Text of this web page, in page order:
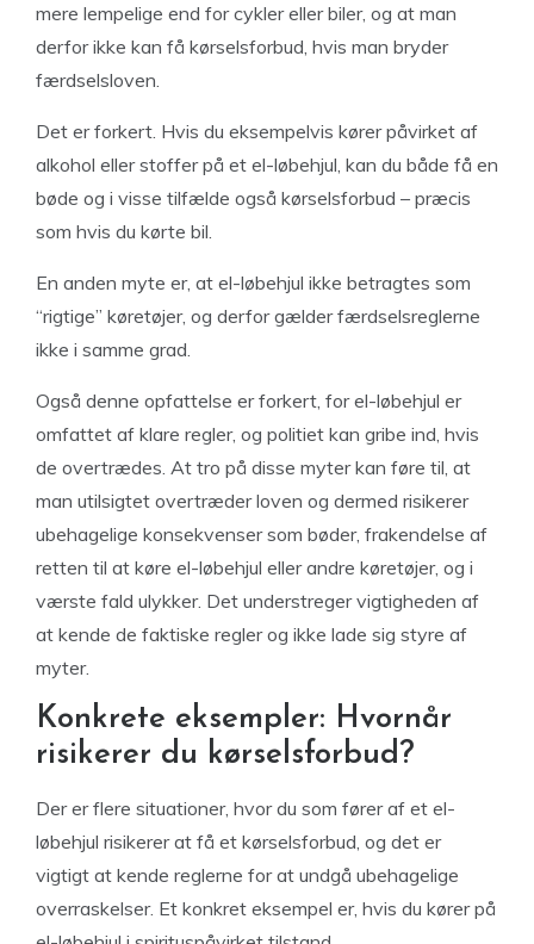
mere lempelige end for cykler eller biler, og at man
derfor ikke kan få kørselsforbud, hvis man bryder
færdselsloven.
Det er forkert. Hvis du eksempelvis kører påvirket af
alkohol eller stoffer på et el-løbehjul, kan du både få en
bøde og i visse tilfælde også kørselsforbud – præcis
som hvis du kørte bil.
En anden myte er, at el-løbehjul ikke betragtes som
“rigtige” køretøjer, og derfor gælder færdselsreglerne
ikke i samme grad.
Også denne opfattelse er forkert, for el-løbehjul er
omfattet af klare regler, og politiet kan gribe ind, hvis
de overtrædes. At tro på disse myter kan føre til, at
man utilsigtet overtræder loven og dermed risikerer
ubehagelige konsekvenser som bøder, frakendelse af
retten til at køre el-løbehjul eller andre køretøjer, og i
værste fald ulykker. Det understreger vigtigheden af
at kende de faktiske regler og ikke lade sig styre af
myter.
Konkrete eksempler: Hvornår
risikerer du kørselsforbud?
Der er flere situationer, hvor du som fører af et el-
løbehjul risikerer at få et kørselsforbud, og det er
vigtigt at kende reglerne for at undgå ubehagelige
overraskelser. Et konkret eksempel er, hvis du kører på